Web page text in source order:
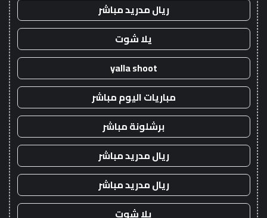
ريال مدريد مباشر
يلا شوت
yalla shoot
مباريات اليوم مباشر
برشلونة مباشر
ريال مدريد مباشر
ريال مدريد مباشر
يلا شوت